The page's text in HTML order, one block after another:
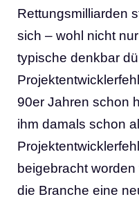
Rettungsmilliarden
sich – wohl nicht
typische denkbar
90er Jahren schon
ihm damals schon
beigebracht
die Branche eine